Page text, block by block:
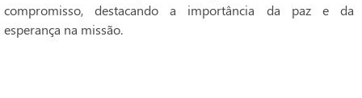
compromisso, destacando a importância da paz e da
esperança na missão.